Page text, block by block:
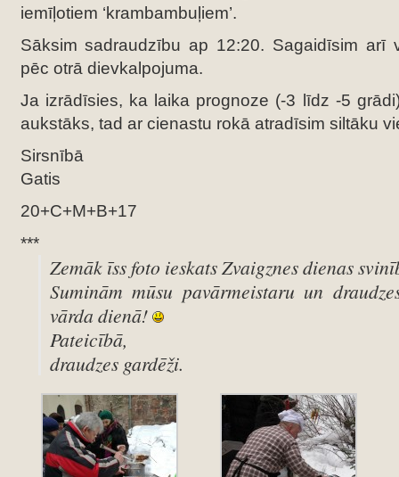
iemīļotiem ‘krambambuļiem’.
Sāksim sadraudzību ap 12:20. Sagaidīsim arī
pēc otrā dievkalpojuma.
Ja izrādīsies, ka laika prognoze (-3 līdz -5
aukstāks, tad ar cienastu rokā atradīsim siltāku
Sirsnībā
Gatis
20+C+M+B+17
***
Zemāk īss foto ieskats Zvaigznes dienas
Suminām mūsu pavārmeistaru un
vārda dienā!
Pateicībā,
draudzes gardēži.